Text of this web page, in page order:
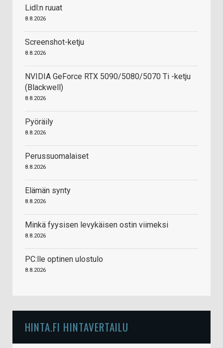
Lidl:n ruuat
8.8.2026
Screenshot-ketju
8.8.2026
NVIDIA GeForce RTX 5090/5080/5070 Ti -ketju
(Blackwell)
8.8.2026
Pyöräily
8.8.2026
Perussuomalaiset
8.8.2026
Elämän synty
8.8.2026
Minkä fyysisen levykäisen ostin viimeksi
8.8.2026
PC:lle optinen ulostulo
8.8.2026
HINTA.FI HINTAVERTAILU